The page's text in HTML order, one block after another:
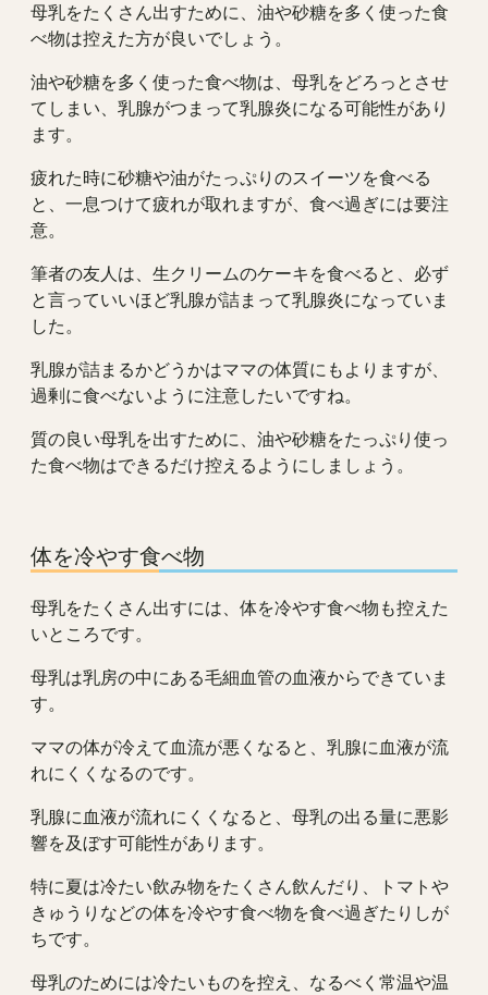
母乳をたくさん出すために、油や砂糖を多く使った食
べ物は控えた方が良いでしょう。
油や砂糖を多く使った食べ物は、母乳をどろっとさせ
てしまい、乳腺がつまって乳腺炎になる可能性があり
ます。
疲れた時に砂糖や油がたっぷりのスイーツを食べる
と、一息つけて疲れが取れますが、食べ過ぎには要注
意。
筆者の友人は、生クリームのケーキを食べると、必ず
と言っていいほど乳腺が詰まって乳腺炎になっていま
した。
乳腺が詰まるかどうかはママの体質にもよりますが、
過剰に食べないように注意したいですね。
質の良い母乳を出すために、油や砂糖をたっぷり使っ
た食べ物はできるだけ控えるようにしましょう。
体を冷やす食べ物
母乳をたくさん出すには、体を冷やす食べ物も控えた
いところです。
母乳は乳房の中にある毛細血管の血液からできていま
す。
ママの体が冷えて血流が悪くなると、乳腺に血液が流
れにくくなるのです。
乳腺に血液が流れにくくなると、母乳の出る量に悪影
響を及ぼす可能性があります。
特に夏は冷たい飲み物をたくさん飲んだり、トマトや
きゅうりなどの体を冷やす食べ物を食べ過ぎたりしが
ちです。
母乳のためには冷たいものを控え、なるべく常温や温